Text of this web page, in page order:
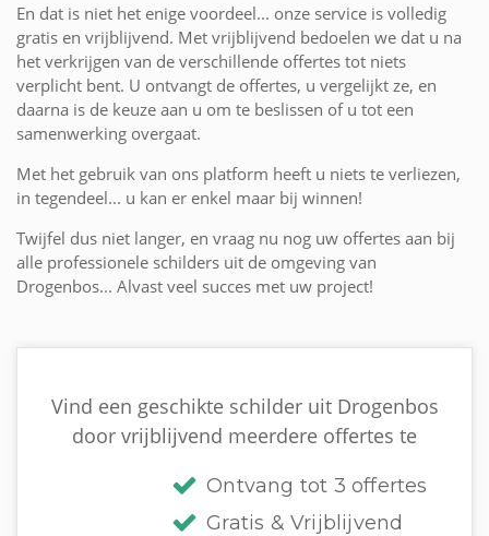
En dat is niet het enige voordeel... onze service is volledig
gratis en vrijblijvend. Met vrijblijvend bedoelen we dat u na
het verkrijgen van de verschillende offertes tot niets
verplicht bent. U ontvangt de offertes, u vergelijkt ze, en
daarna is de keuze aan u om te beslissen of u tot een
samenwerking overgaat.
Met het gebruik van ons platform heeft u niets te verliezen,
in tegendeel... u kan er enkel maar bij winnen!
Twijfel dus niet langer, en vraag nu nog uw offertes aan bij
alle professionele schilders uit de omgeving van
Drogenbos... Alvast veel succes met uw project!
Vind een geschikte schilder uit Drogenbos
door vrijblijvend meerdere offertes te
Ontvang tot 3 offertes
Gratis & Vrijblijvend